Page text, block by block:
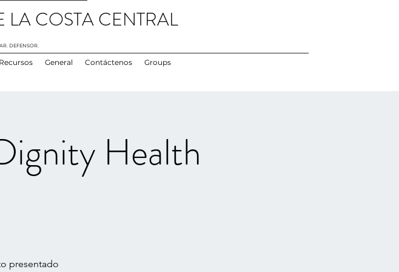
LA COSTA CENTRAL
DEFENSOR.
Recursos General Contáctenos Groups
Health
presentado